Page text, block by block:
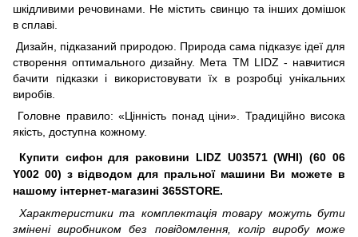
шкідливими речовинами. Не містить свинцю та інших домішок
в сплаві.
Дизайн, підказаний природою. Природа сама підказує ідеї для
створення оптимального дизайну. Мета ТМ LIDZ - навчитися
бачити підказки і використовувати їх в розробці унікальних
виробів.
Головне правило: «Цінність понад ціни». Традиційно висока
якість, доступна кожному.
Купити сифон для раковини LIDZ U03571 (WHI) (60 06
Y002 00) з відводом для пральної машини Ви можете в
нашому інтернет-магазині 365STORE.
Характеристики та комплектація товару можуть бути
змінені виробником без повідомлення, колір виробу може